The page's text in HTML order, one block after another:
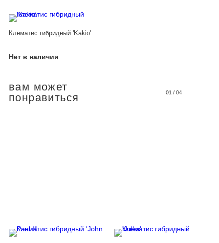
Клематис гибридный 'Kakio'
Нет в наличии
вам может
понравиться
01 / 04